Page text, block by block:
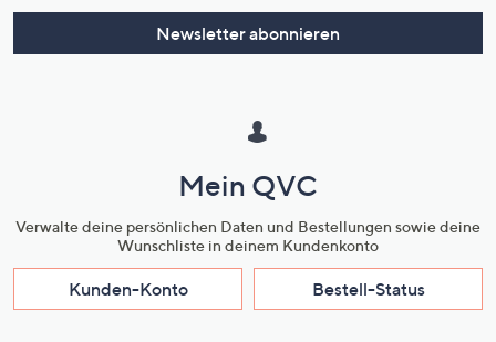
Newsletter abonnieren
Mein QVC
Verwalte deine persönlichen Daten und Bestellungen sowie deine
Wunschliste in deinem Kundenkonto
Kunden-Konto Bestell-Status